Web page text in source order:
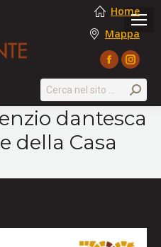
Home
Mappa
Facebook
opens
in
new
page
opens
in
Search:
dantesca
della Casa